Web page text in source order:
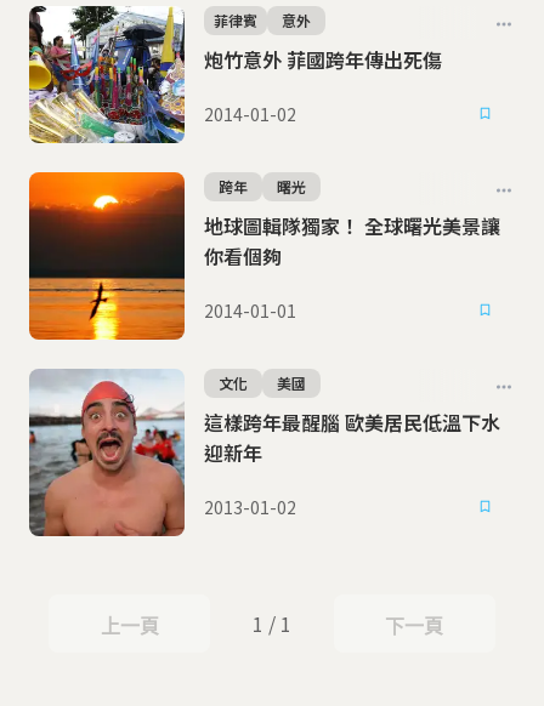
炮竹意外 菲國跨年傳出死傷
菲律賓 意外
2014-01-02
地球圖輯隊獨家！ 全球曙光美景讓
你看個夠
跨年 曙光
2014-01-01
這樣跨年最醒腦 歐美居民低溫下水
迎新年
文化 美國
2013-01-02
上一頁
上一頁 1 / 1 下一頁
下一頁